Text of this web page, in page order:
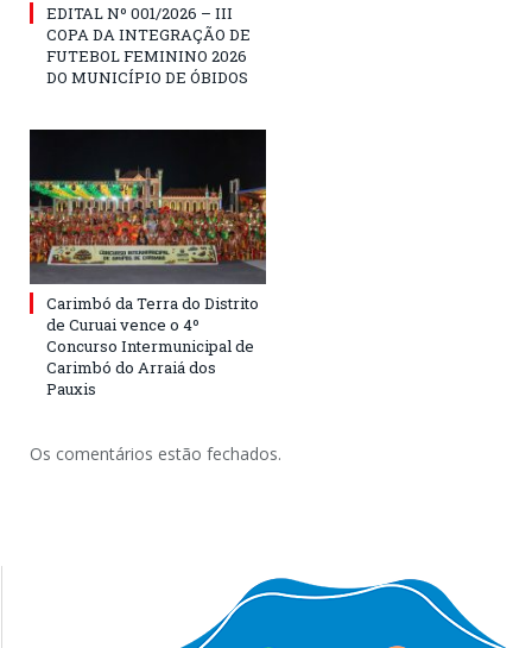
EDITAL Nº 001/2026 – III
COPA DA INTEGRAÇÃO DE
FUTEBOL FEMININO 2026
DO MUNICÍPIO DE ÓBIDOS
Carimbó da Terra do Distrito
de Curuai vence o 4º
Concurso Intermunicipal de
Carimbó do Arraiá dos
Pauxis
Os comentários estão fechados.